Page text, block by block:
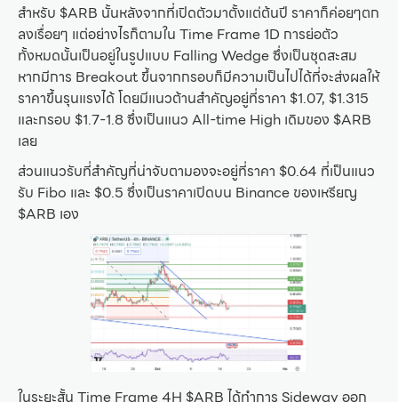
สำหรับ $ARB นั้นหลังจากที่เปิดตัวมาตั้งแต่ต้นปี ราคาก็ค่อยๆตก
ลงเรื่อยๆ แต่อย่างไรก็ตามใน Time Frame 1D การย่อตัว
ทั้งหมดนั้นเป็นอยู่ในรูปแบบ Falling Wedge ซึ่งเป็นชุดสะสม
หากมีการ Breakout ขึ้นจากกรอบก็มีความเป็นไปได้ที่จะส่งผลให้
ราคาขึ้นรุนแรงได้ โดยมีแนวต้านสำคัญอยู่ที่ราคา $1.07, $1.315
และกรอบ $1.7-1.8 ซึ่งเป็นแนว All-time High เดิมของ $ARB
เลย
ส่วนแนวรับที่สำคัญที่น่าจับตามองจะอยู่ที่ราคา $0.64 ที่เป็นแนว
รับ Fibo และ $0.5 ซึ่งเป็นราคาเปิดบน Binance ของเหรียญ
$ARB เอง
ในระยะสั้น Time Frame 4H $ARB ได้ทำการ Sideway ออก